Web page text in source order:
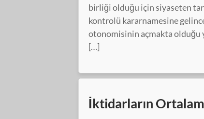
birliği olduğu için siyaseten
kontrolü kararnamesine
otonomisinin açmakta olduğu
[…]
İktidarların